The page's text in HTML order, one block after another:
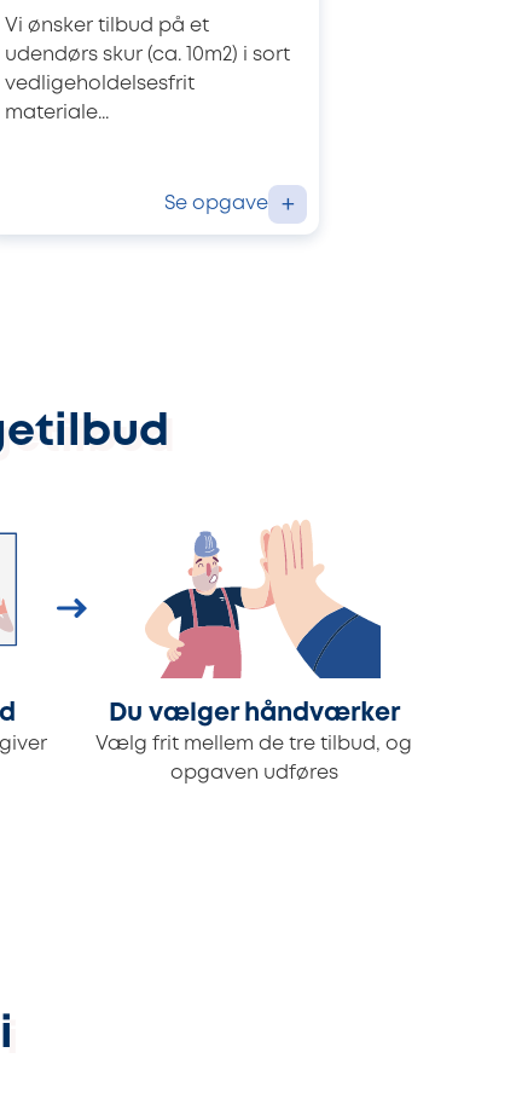
Vi ønsker tilbud på et
udendørs skur (ca. 10m2) i sort
vedligeholdelsesfrit
materiale...
Se opgave +
Du vælger håndværker
Vælg frit mellem de tre tilbud, og
opgaven udføres